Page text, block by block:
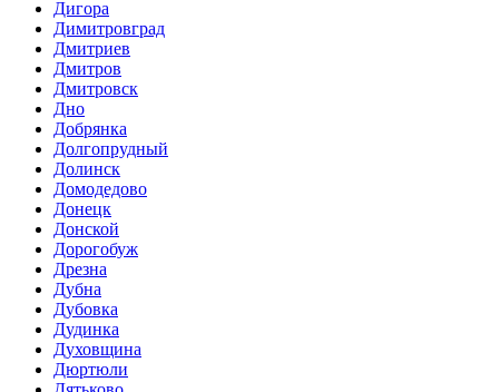
Дигора
Димитровград
Дмитриев
Дмитров
Дмитровск
Дно
Добрянка
Долгопрудный
Долинск
Домодедово
Донецк
Донской
Дорогобуж
Дрезна
Дубна
Дубовка
Дудинка
Духовщина
Дюртюли